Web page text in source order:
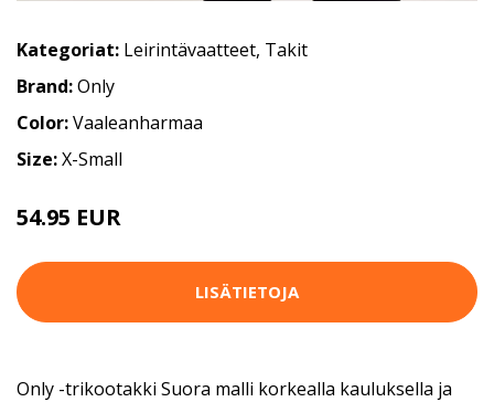
Kategoriat: Leirintävaatteet, Takit
Brand:Only
Color:Vaaleanharmaa
Size:X-Small
54.95 EUR
LISÄTIETOJA
Only -trikootakki Suora malli korkealla kauluksella ja